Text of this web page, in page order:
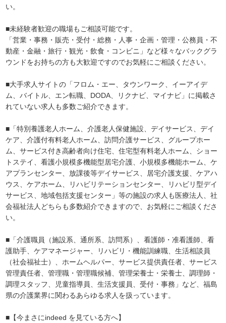
い。
■未経験者歓迎の職場もご相談可能です。
「営業・事務・販売・受付・総務・人事・企画・管理・公務員・不
動産・金融・旅行・観光・飲食・コンビニ」など様々なバックグラ
ウンドをお持ちの方も大歓迎ですのでお気軽にご相談ください。
■大手求人サイトの「フロム・エー、タウンワーク、イーアイデ
ム、バイトル、エン転職、DODA、リクナビ、マイナビ」に掲載さ
れていない求人も多数ご紹介できます。
■「特別養護老人ホーム、介護老人保健施設、デイサービス、デイ
ケア、介護付有料老人ホーム、訪問介護サービス、グループホー
ム、サービス付き高齢者向け住宅、住宅型有料老人ホーム、ショー
トステイ、看護小規模多機能型居宅介護、小規模多機能ホーム、ケ
アプランセンター、放課後等デイサービス、居宅介護支援、ケアハ
ウス、ケアホーム、リハビリテーションセンター、リハビリ型デイ
サービス、地域包括支援センター」等の施設の求人も医療法人、社
会福祉法人どちらも多数紹介できますので、お気軽にご相談くださ
い。
■「介護職員（施設系、通所系、訪問系）、看護師・准看護師、看
護助手、ケアマネージャー、リハビリ・機能訓練職、生活相談員
（社会福祉士）、ホームヘルパー、サービス提供責任者、サービス
管理責任者、管理職・管理職候補、管理栄養士・栄養士、調理師・
調理スタッフ、児童指導員、生活支援員、受付・事務」など、福島
県の介護業界に関わるあらゆる求人を扱っています。
■【今まさにindeed を見ている方へ】